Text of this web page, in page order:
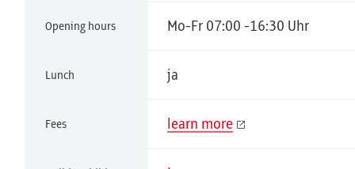
Opening hours Mo-Fr 07:00 -16:30 Uhr
Lunch ja
Fees learn more